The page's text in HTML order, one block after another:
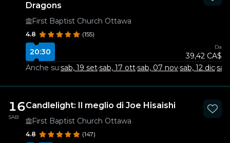
Dragons
First Baptist Church Ottawa
4.8 (155)
20:30
Da
39,42 CA$
Anche su:sab, 19 set·sab, 17 ott·sab, 07 nov·sab, 12 dic·
16
SAB
Candlelight: Il meglio di Joe Hisaishi
First Baptist Church Ottawa
4.8 (147)